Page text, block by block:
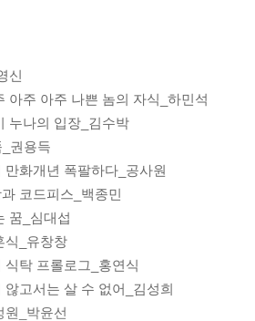
신
아주 아주 나쁜 놈의 자식_하민석
누나의 입장_김수박
권용득
만화개년 폭팔하다_공사원
코드피스_백종민
꿈_심대섭
식_유창창
식탁 프롤로그_홍연식
않고서는 살 수 없어_김성희
원_박윤선